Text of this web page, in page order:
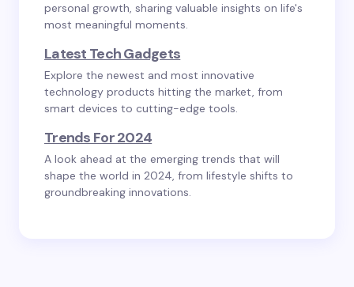
personal growth, sharing valuable insights on life's
most meaningful moments.
Latest Tech Gadgets
Explore the newest and most innovative
technology products hitting the market, from
smart devices to cutting-edge tools.
Trends For 2024
A look ahead at the emerging trends that will
shape the world in 2024, from lifestyle shifts to
groundbreaking innovations.